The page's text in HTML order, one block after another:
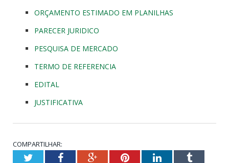
ORÇAMENTO ESTIMADO EM PLANILHAS
PARECER JURIDICO
PESQUISA DE MERCADO
TERMO DE REFERENCIA
EDITAL
JUSTIFICATIVA
COMPARTILHAR:
TwitterFacebookGoogle+PinterestLinkedInTumblr